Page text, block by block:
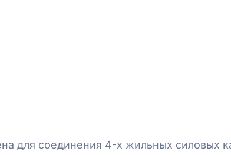
для соединения 4-х жильных силовых